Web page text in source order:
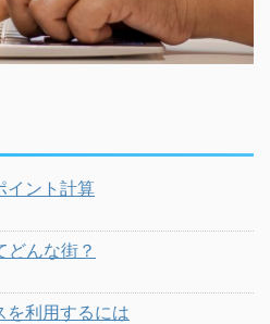
イント計算
どんな街？
を利用するには